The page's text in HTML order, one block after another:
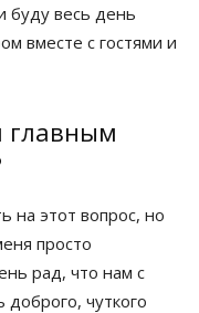
буду весь день
вместе с гостями и
главным
на этот вопрос, но
просто
рад, что нам с
доброго, чуткого